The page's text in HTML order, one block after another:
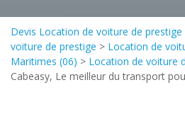
Devis Location de voiture de prestige
voiture de prestige > Location de
Maritimes (06) > Location de voiture
Cabeasy, Le meilleur du transport